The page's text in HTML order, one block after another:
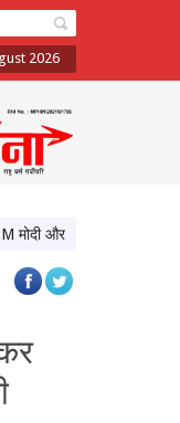
2026
और CM योगी की मुलाकात,